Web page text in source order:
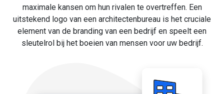
maximale kansen om hun rivalen te overtreffen. Een
uitstekend logo van een architectenbureau is het cruciale
element van de branding van een bedrijf en speelt een
sleutelrol bij het boeien van mensen voor uw bedrijf.